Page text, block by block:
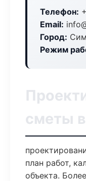
Телефон:
Email:
Город:
Режим
сметы
план работ,
объекта.